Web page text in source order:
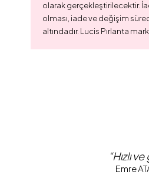
olarak gerçekleştirilecektir.
olması, iade ve değişim
altındadır. Lucis Pırlanta
“Hızlı
Emre